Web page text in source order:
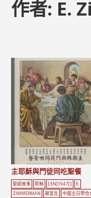
作者: E.
主耶穌與門徒同吃聖餐
聖經故事 耶穌 [:EN]1947[:]
E.
ZIMMERMAN
謝富生
中國主日學合